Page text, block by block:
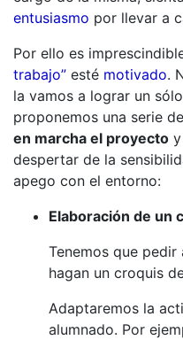
entusiasmo por llevar a
Por ello es
trabajo” esté motivado.
la vamos a lograr un
proponemos una serie de
en marcha el proyecto
despertar de la
apego con el entorno:
Elaboración de un
Tenemos que
hagan un croquis
Adaptaremos la
alumnado. Por